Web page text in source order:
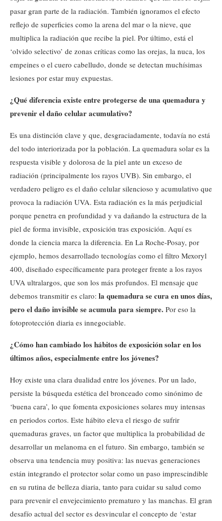
pasar gran parte de la radiación. También ignoramos el efecto
reflejo de superficies como la arena del mar o la nieve, que
multiplica la radiación que recibe la piel. Por último, está el
‘olvido selectivo’ de zonas críticas como las orejas, la nuca, los
empeines o el cuero cabelludo, donde se detectan muchísimas
lesiones por estar muy expuestas.
¿Qué diferencia existe entre protegerse de una quemadura y
prevenir el daño celular acumulativo?
Es una distinción clave y que, desgraciadamente, todavía no está
del todo interiorizada por la población. La quemadura solar es la
respuesta visible y dolorosa de la piel ante un exceso de
radiación (principalmente los rayos UVB). Sin embargo, el
verdadero peligro es el daño celular silencioso y acumulativo que
provoca la radiación UVA. Esta radiación es la más perjudicial
porque penetra en profundidad y va dañando la estructura de la
piel de forma invisible, exposición tras exposición. Aquí es
donde la ciencia marca la diferencia. En La Roche-Posay, por
ejemplo, hemos desarrollado tecnologías como el filtro Mexoryl
400, diseñado específicamente para proteger frente a los rayos
UVA ultralargos, que son los más profundos. El mensaje que
debemos transmitir es claro: la quemadura se cura en unos días,
pero el daño invisible se acumula para siempre. Por eso la
fotoprotección diaria es innegociable.
¿Cómo han cambiado los hábitos de exposición solar en los
últimos años, especialmente entre los jóvenes?
Hoy existe una clara dualidad entre los jóvenes. Por un lado,
persiste la búsqueda estética del bronceado como sinónimo de
‘buena cara’, lo que fomenta exposiciones solares muy intensas
en periodos cortos. Este hábito eleva el riesgo de sufrir
quemaduras graves, un factor que multiplica la probabilidad de
desarrollar un melanoma en el futuro. Sin embargo, también se
observa una tendencia muy positiva: las nuevas generaciones
están integrando el protector solar como un paso imprescindible
en su rutina de belleza diaria, tanto para cuidar su salud como
para prevenir el envejecimiento prematuro y las manchas. El gran
desafío actual del sector es desvincular el concepto de ‘estar